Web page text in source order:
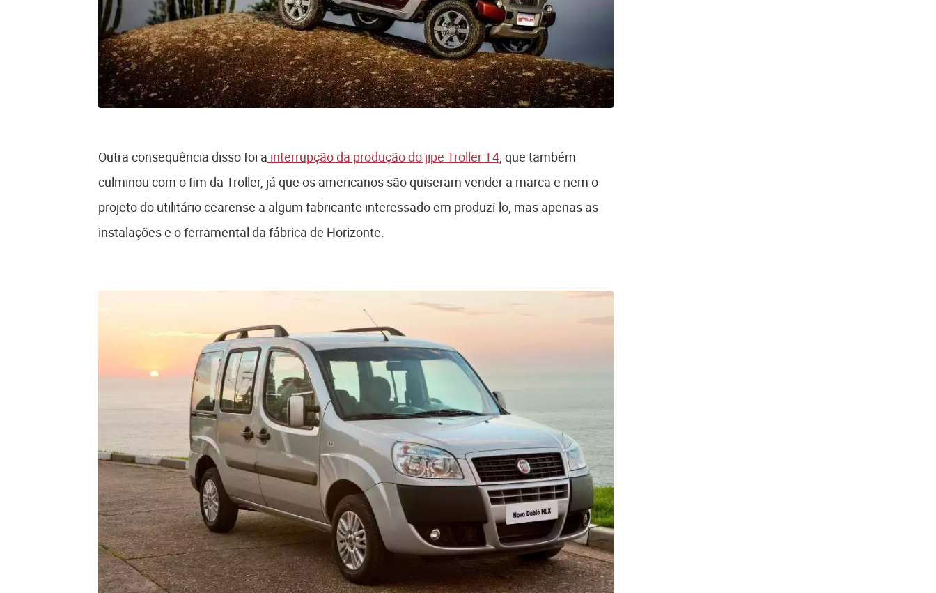
Outra consequência disso foi a interrupção da produção do jipe Troller T4, que também
culminou com o fim da Troller, já que os americanos são quiseram vender a marca e nem o
projeto do utilitário cearense a algum fabricante interessado em produzí-lo, mas apenas as
instalações e o ferramental da fábrica de Horizonte.